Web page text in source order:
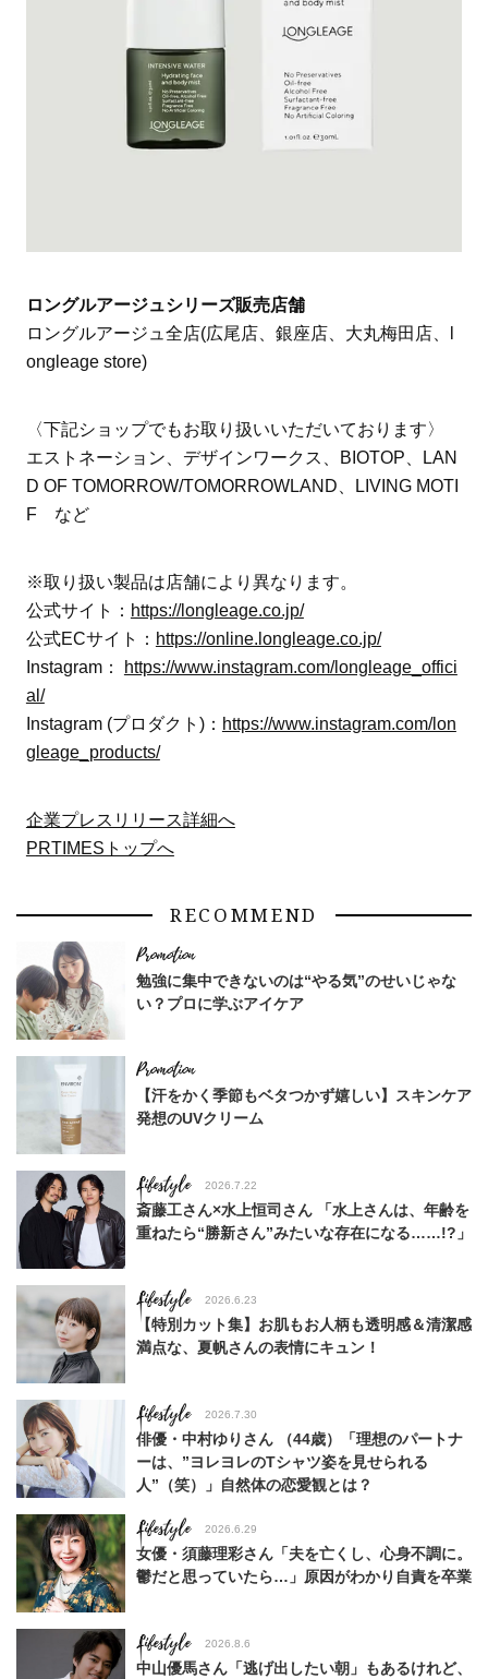
ロングルアージュシリーズ販売店舗
ロングルアージュ全店(広尾店、銀座店、大丸梅田店、l
ongleage store)
〈下記ショップでもお取り扱いいただいております〉
エストネーション、デザインワークス、BIOTOP、LAN
D OF TOMORROW/TOMORROWLAND、LIVING MOTI
F など
※取り扱い製品は店舗により異なります。
公式サイト： https://longleage.co.jp/
公式ECサイト： https://online.longleage.co.jp/
Instagram：
https://www.instagram.com/longleage_offici
al/
Instagram (プロダクト)： https://www.instagram.com/lon
gleage_products/
企業プレスリリース詳細へ
PRTIMESトップへ
RECOMMEND
勉強に集中できないのは“やる気”のせいじゃな
い？プロに学ぶアイケア
【汗をかく季節もベタつかず嬉しい】スキンケア
発想のUVクリーム
Lifestyle 2026.7.22
斎藤工さん×水上恒司さん 「水上さんは、年齢を
重ねたら“勝新さん”みたいな存在になる……!?」
Lifestyle 2026.6.23
【特別カット集】お肌もお人柄も透明感＆清潔感
満点な、夏帆さんの表情にキュン！
Lifestyle 2026.7.30
俳優・中村ゆりさん （44歳）「理想のパートナ
ーは、”ヨレヨレのTシャツ姿を見せられる
人”（笑）」自然体の恋愛観とは？
Lifestyle 2026.6.29
女優・須藤理彩さん「夫を亡くし、心身不調に。
鬱だと思っていたら…」原因がわかり自責を卒業
Lifestyle 2026.8.6
中山優馬さん「逃げ出したい朝」もあるけれど、